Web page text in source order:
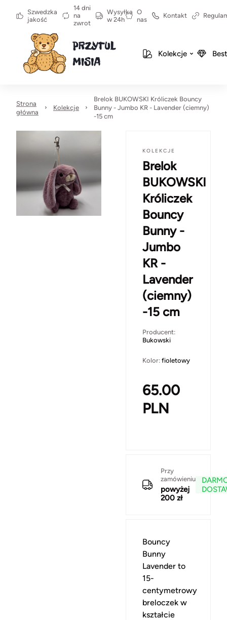
Szwedzka
jakość
14 dni
na
zwrot
Wysyłka
w 24h
O
nas
Kontakt
Kolekcje
Strona
główna
Kolekcje
Brelok BUKOWSKI Króliczek Bouncy
Bunny - Jumbo KR - Lavender (ciemny)
-15 cm
KOLEKCJE
Brelok
BUKOWSKI
Króliczek
Bouncy
Bunny -
Jumbo
KR -
Lavender
(ciemny)
-15 cm
Producent:
Bukowski
Kolor: fioletowy
65.00
PLN
Przy
zamówieniu
powyżej
200 zł
Bouncy
Bunny
Lavender to
15-
centymetrowy
breloczek w
kształcie